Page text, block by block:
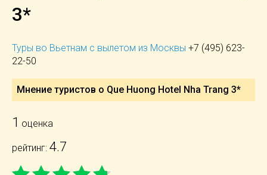
3*
Туры во Вьетнам с вылетом из Москвы +7 (495) 623-
22-50
Мнение туристов о Que Huong Hotel Nha Trang 3*
1 оценка
рейтинг: 4.7